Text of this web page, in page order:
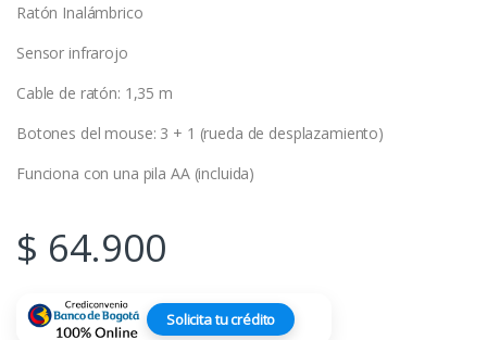
Ratón Inalámbrico
Sensor infrarojo
Cable de ratón: 1,35 m
Botones del mouse: 3 + 1 (rueda de desplazamiento)
Funciona con una pila AA (incluida)
$ 64.900
Solicita tu crédito